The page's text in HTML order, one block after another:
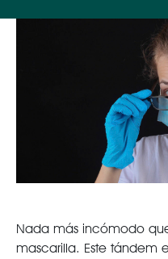
Nada más incómodo
mascarilla. Este tándem